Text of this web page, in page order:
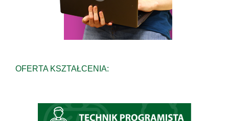
OFERTA KSZTAŁCENIA: